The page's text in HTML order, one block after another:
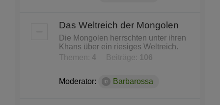
Das Weltreich der Mongolen
Die Mongolen herrschten unter ihren
Khans über ein riesiges Weltreich.
Themen: 4 Beiträge: 106
Moderator: Barbarossa